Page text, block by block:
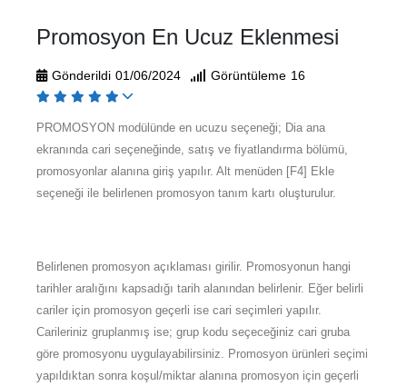
Promosyon En Ucuz Eklenmesi
Gönderildi 01/06/2024 Görüntüleme 16
PROMOSYON modülünde en ucuzu seçeneği; Dia ana
ekranında cari seçeneğinde, satış ve fiyatlandırma bölümü,
promosyonlar alanına giriş yapılır. Alt menüden [F4] Ekle
seçeneği ile belirlenen promosyon tanım kartı oluşturulur.
Belirlenen promosyon açıklaması girilir. Promosyonun hangi
tarihler aralığını kapsadığı tarih alanından belirlenir. Eğer belirli
cariler için promosyon geçerli ise cari seçimleri yapılır.
Carileriniz gruplanmış ise; grup kodu seçeceğiniz cari gruba
göre promosyonu uygulayabilirsiniz. Promosyon ürünleri seçimi
yapıldıktan sonra koşul/miktar alanına promosyon için geçerli